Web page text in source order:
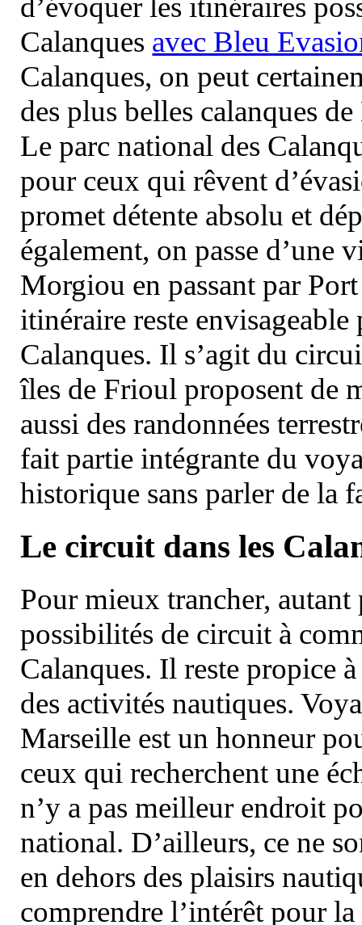
d’évoquer les itinéraires
Calanques avec Bleu
Calanques, on peut
des plus belles calanques
Le parc national des
pour ceux qui rêvent
promet détente absolu et
également, on passe d’une
Morgiou en passant par
itinéraire reste
Calanques. Il s’agit du
îles de Frioul proposent de
aussi des randonnées
fait partie intégrante du
historique sans parler de la
Le circuit dans les
Pour mieux trancher, autant
possibilités de circuit à
Calanques. Il reste propice
des activités nautiques.
Marseille est un honneur
ceux qui recherchent une
n’y a pas meilleur endroit
national. D’ailleurs, ce ne
en dehors des plaisirs
comprendre l’intérêt pour